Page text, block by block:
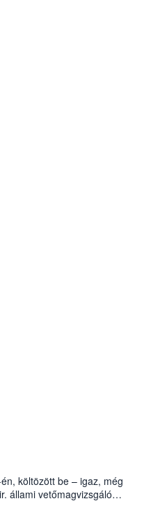
költözött be – igaz, még
állami vetőmagvizsgáló
alatti, Czigler Győző által